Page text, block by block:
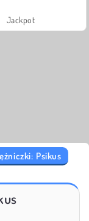
Jackpot
Psikus